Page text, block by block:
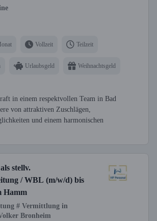
Vollzeit Teilzeit
Urlaubsgeld Weihnachtsgeld
in einem respektvollen Team in Bad
von attraktiven Zuschlägen,
und einem harmonischen
stellv.
/ WBL (m/w/d) bis
Hamm
# Vermittlung in
Bronheim